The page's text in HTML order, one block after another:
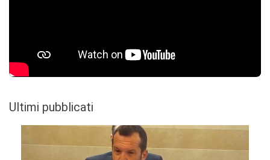
Ultimi pubblicati